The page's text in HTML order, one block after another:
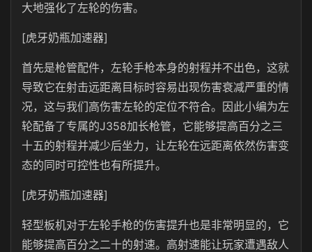
大地强化了左轮的伤害。
[虎牙奶瓶加速器]
首先是枪管配件，左轮手枪本身的射程并不出色，这就
导致它在射击远距离目标时容易出现伤害衰减严重的情
况，这与我们高伤害左轮的定位不符合。因此小编为左
轮配备了专属的J358加长枪管，它能够提高百分之三
十五的射程并减少后坐力，让左轮在远距离依然伤害变
态的同时可控性也有所提升。
[虎牙奶瓶加速器]
轻型板机对于左轮手枪的伤害提升也是非常明显的，它
能够提高百分之二十的射速。高射速能让玩家遭遇敌人